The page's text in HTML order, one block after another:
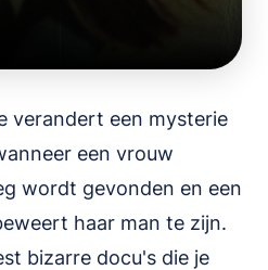
verandert een mysterie
een vrouw
wordt gevonden en een
haar man te zijn.
bizarre docu's die je